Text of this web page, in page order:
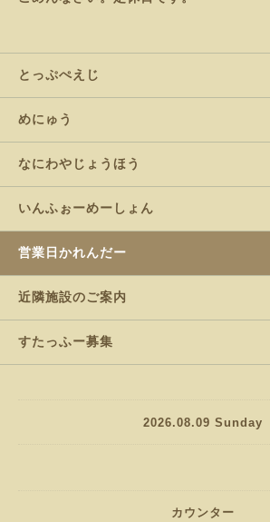
とっぷぺえじ
めにゅう
なにわやじょうほう
いんふぉーめーしょん
営業日かれんだー
近隣施設のご案内
すたっふー募集
2026.08.09 Sunday
カウンター